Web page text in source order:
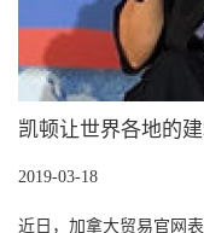
凯顿让世界各地的
2019-03-18
近日，加拿大贸易官网